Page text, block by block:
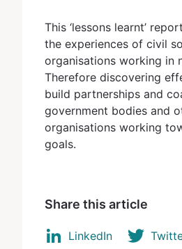
This ‘lessons learnt’
the experiences of civil
organisations working in
Therefore discovering
build partnerships and
government bodies and
organisations working
goals.
Share this article
LinkedIn